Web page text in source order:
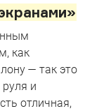
как
— так это
и
отличная,